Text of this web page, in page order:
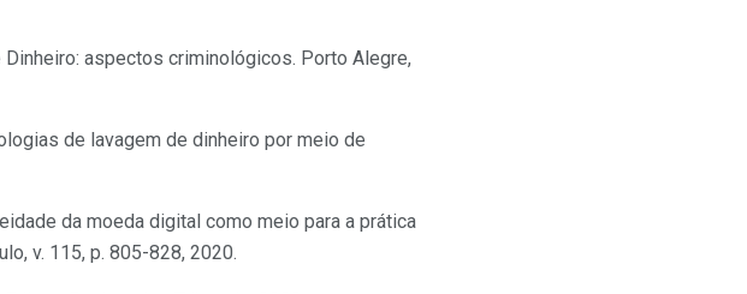
aspectos criminológicos. Porto Alegre,
de lavagem de dinheiro por meio de
da moeda digital como meio para a prática
v. 115, p. 805-828, 2020.